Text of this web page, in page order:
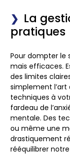
La
pratiques
Pour dompter le
mais efficaces.
des limites
simplement l’art
techniques à
fardeau de
mentale. Des
ou même une
drastiquement
rééquilibrer